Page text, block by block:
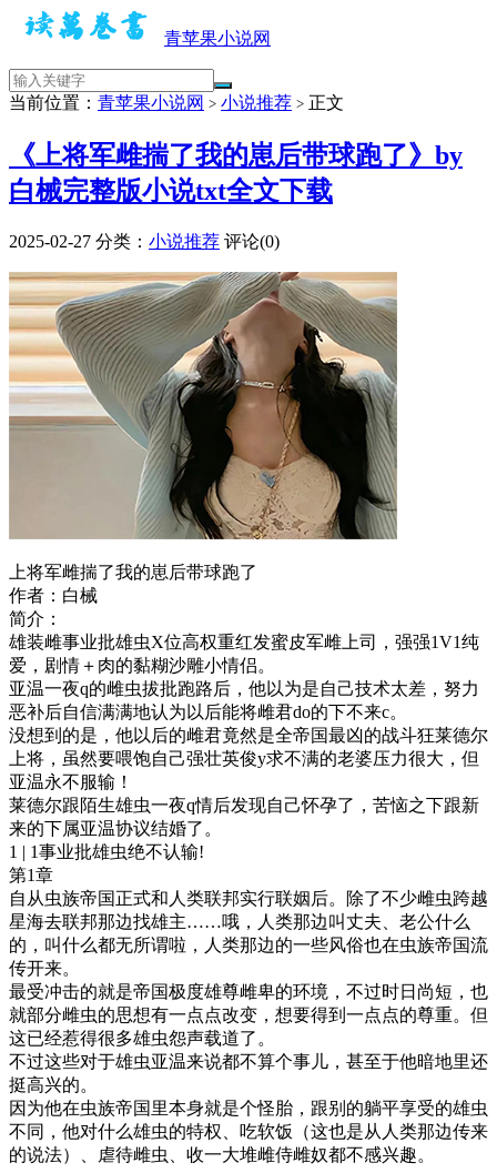
青苹果小说网
当前位置： 青苹果小说网 > 小说推荐 > 正文
《上将军雌揣了我的崽后带球跑了》by
白械完整版小说txt全文下载
2025-02-27 分类： 小说推荐 评论(0)
上将军雌揣了我的崽后带球跑了
作者：白械
简介：
雄装雌事业批雄虫X位高权重红发蜜皮军雌上司，强强1V1纯
爱，剧情＋肉的黏糊沙雕小情侣。
亚温一夜q的雌虫拔批跑路后，他以为是自己技术太差，努力
恶补后自信满满地认为以后能将雌君do的下不来c。
没想到的是，他以后的雌君竟然是全帝国最凶的战斗狂莱德尔
上将，虽然要喂饱自己强壮英俊y求不满的老婆压力很大，但
亚温永不服输！
莱德尔跟陌生雄虫一夜q情后发现自己怀孕了，苦恼之下跟新
来的下属亚温协议结婚了。
1 | 1事业批雄虫绝不认输!
第1章
自从虫族帝国正式和人类联邦实行联姻后。除了不少雌虫跨越
星海去联邦那边找雄主……哦，人类那边叫丈夫、老公什么
的，叫什么都无所谓啦，人类那边的一些风俗也在虫族帝国流
传开来。
最受冲击的就是帝国极度雄尊雌卑的环境，不过时日尚短，也
就部分雌虫的思想有一点点改变，想要得到一点点的尊重。但
这已经惹得很多雄虫怨声载道了。
不过这些对于雄虫亚温来说都不算个事儿，甚至于他暗地里还
挺高兴的。
因为他在虫族帝国里本身就是个怪胎，跟别的躺平享受的雄虫
不同，他对什么雄虫的特权、吃软饭（这也是从人类那边传来
的说法）、虐待雌虫、收一大堆雌侍雌奴都不感兴趣。